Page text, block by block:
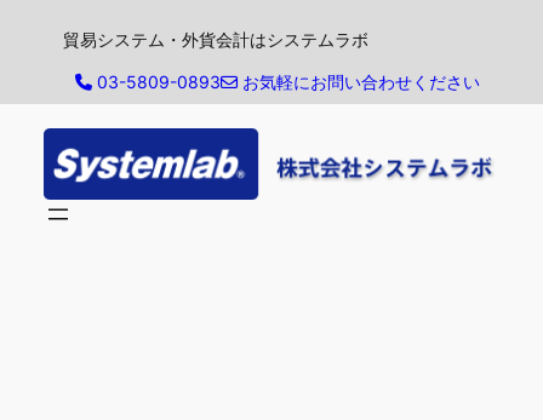
ス
貿易システム・外貨会計はシステムラボ
03-5809-0893 お気軽にお問い合わせください